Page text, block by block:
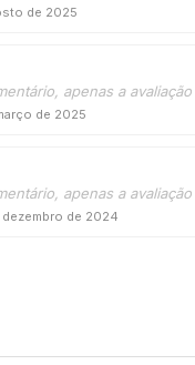
de 2025
apenas a avaliação
de 2025
apenas a avaliação
de 2024